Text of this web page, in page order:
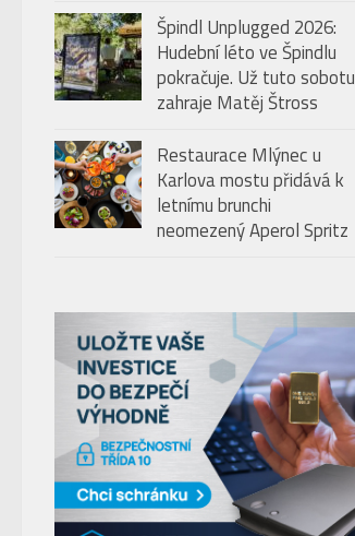
Špindl Unplugged 2026:
Hudební léto ve Špindlu
pokračuje. Už tuto sobotu
zahraje Matěj Štross
Restaurace Mlýnec u
Karlova mostu přidává k
letnímu brunchi
neomezený Aperol Spritz